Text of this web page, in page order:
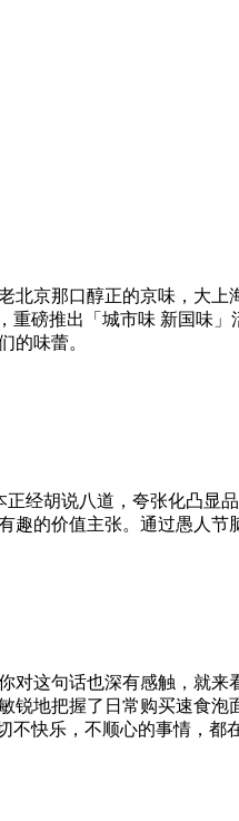
北京那口醇正的京味，大
重磅推出「城市味 新国味
的味蕾。
正经胡说八道，夸张化凸
趣的价值主张。通过愚人
对这句话也深有感触，就
锐地把握了日常购买速食
不快乐，不顺心的事情，都